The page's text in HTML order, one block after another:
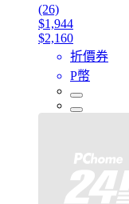
(26)
$1,944
$2,160
折價券
P幣